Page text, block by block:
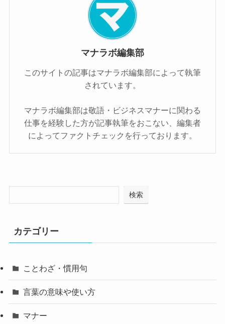
マナラボ編集部
このサイトの記事はマナラボ編集部によって執筆
されています。
マナラボ編集部は敬語・ビジネスマナーに関わる
仕事を経験した方が記事執筆をおこない、編集者
によってファクトチェックを行っております。
検索
カテゴリー
ことわざ・慣用句
言葉の意味や使い方
マナー